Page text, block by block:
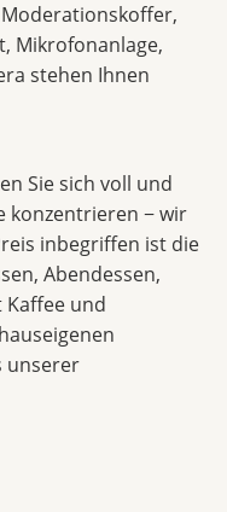
Mikrofonanlage,
stehen Ihnen
Sie sich voll und
konzentrieren − wir
inbegriffen ist die
Abendessen,
Kaffee und
unserer